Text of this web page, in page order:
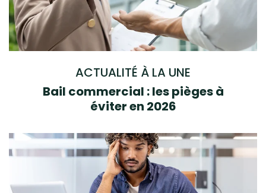
ACTUALITÉ À LA UNE
Bail commercial : les pièges à
éviter en 2026